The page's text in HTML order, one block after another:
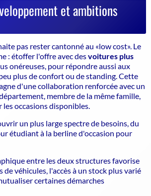
et ambitions
pas rester cantonné au «low cost». Le
: étoffer l'offre avec desvoitures plus
onéreuses, pour répondre aussi aux
plus de confort ou de standing. Cette
d'une collaboration renforcée avec un
membre de la même famille,
occasions disponibles.
un plus large spectre de besoins, du
étudiant à la berline d'occasion pour
entre les deux structures favorise
de véhicules, l'accès à un stock plus varié
certaines démarches